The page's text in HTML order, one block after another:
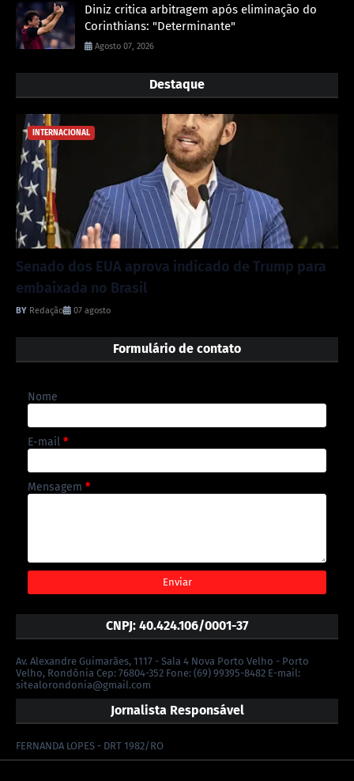
Diniz critica arbitragem após eliminação do
Corinthians: "Determinante"
Agosto 07, 2026
Destaque
INTERNACIONAL
Senado dos EUA aprova indicado de Trump para
embaixada no Brasil
Redação 07 agosto
Formulário de contato
Nome
E-mail *
Mensagem *
CNPJ: 40.424.106/0001-37
Av. Alexandre Guimarães, 1117 - Sala 4 Nova Porto Velho - Porto
Velho, Rondônia Cep: 76804-352 Fone: (69) 99395-8482 E-mail:
sitealorondonia@gmail.com
Jornalista Responsável
FERNANDA LOPES - DRT 1982/RO